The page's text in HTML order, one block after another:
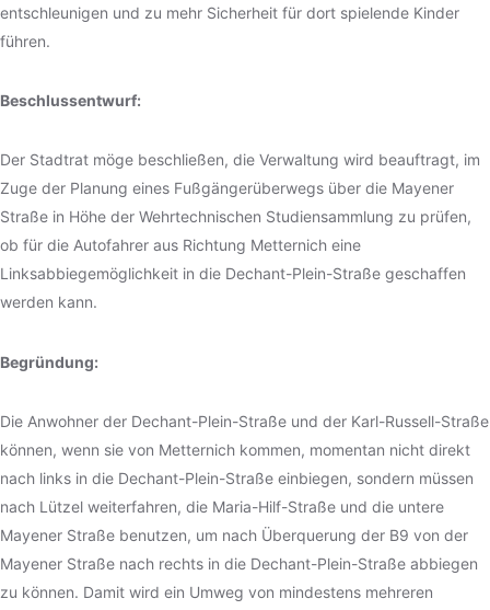
entschleunigen und zu mehr Sicherheit für dort spielende Kinder
führen.
Beschlussentwurf:
Der Stadtrat möge beschließen, die Verwaltung wird beauftragt, im
Zuge der Planung eines Fußgängerüberwegs über die Mayener
Straße in Höhe der Wehrtechnischen Studiensammlung zu prüfen,
ob für die Autofahrer aus Richtung Metternich eine
Linksabbiegemöglichkeit in die Dechant-Plein-Straße geschaffen
werden kann.
Begründung:
Die Anwohner der Dechant-Plein-Straße und der Karl-Russell-Straße
können, wenn sie von Metternich kommen, momentan nicht direkt
nach links in die Dechant-Plein-Straße einbiegen, sondern müssen
nach Lützel weiterfahren, die Maria-Hilf-Straße und die untere
Mayener Straße benutzen, um nach Überquerung der B9 von der
Mayener Straße nach rechts in die Dechant-Plein-Straße abbiegen
zu können. Damit wird ein Umweg von mindestens mehreren